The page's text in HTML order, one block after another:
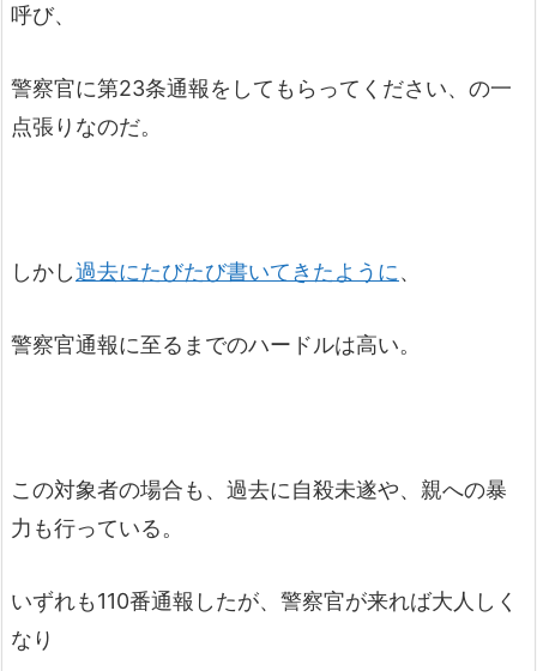
呼び、
警察官に第23条通報をしてもらってください、の一
点張りなのだ。
しかし過去にたびたび書いてきたように、
警察官通報に至るまでのハードルは高い。
この対象者の場合も、過去に自殺未遂や、親への暴
力も行っている。
いずれも110番通報したが、警察官が来れば大人しく
なり